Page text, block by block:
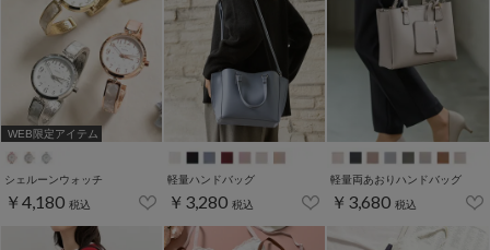
WEB限定アイテム
シェルーンウォッチ
￥4,180 税込
軽量ハンドバッグ
￥3,280 税込
軽量両あおりハンドバッグ
￥3,680 税込